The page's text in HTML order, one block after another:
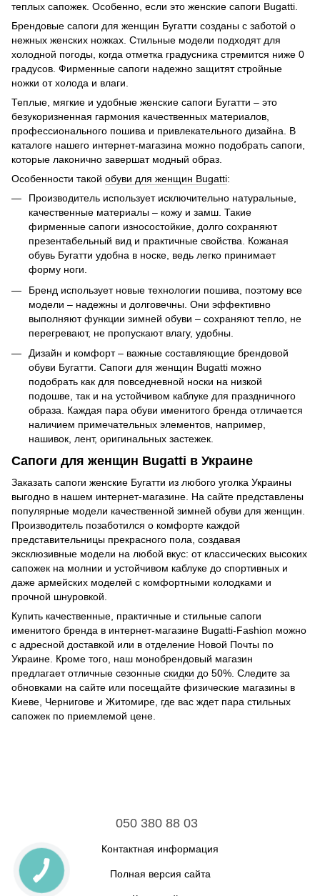
теплых сапожек. Особенно, если это женские сапоги Bugatti.
Брендовые сапоги для женщин Бугатти созданы с заботой о
нежных женских ножках. Стильные модели подходят для
холодной погоды, когда отметка градусника стремится ниже 0
градусов. Фирменные сапоги надежно защитят стройные
ножки от холода и влаги.
Теплые, мягкие и удобные женские сапоги Бугатти – это
безукоризненная гармония качественных материалов,
профессионального пошива и привлекательного дизайна. В
каталоге нашего интернет-магазина можно подобрать сапоги,
которые лаконично завершат модный образ.
Особенности такой обуви для женщин Bugatti:
Производитель использует исключительно натуральные,
качественные материалы – кожу и замш. Такие
фирменные сапоги износостойкие, долго сохраняют
презентабельный вид и практичные свойства. Кожаная
обувь Бугатти удобна в носке, ведь легко принимает
форму ноги.
Бренд использует новые технологии пошива, поэтому все
модели – надежны и долговечны. Они эффективно
выполняют функции зимней обуви – сохраняют тепло, не
перегревают, не пропускают влагу, удобны.
Дизайн и комфорт – важные составляющие брендовой
обуви Бугатти. Сапоги для женщин Bugatti можно
подобрать как для повседневной носки на низкой
подошве, так и на устойчивом каблуке для праздничного
образа. Каждая пара обуви именитого бренда отличается
наличием примечательных элементов, например,
нашивок, лент, оригинальных застежек.
Сапоги для женщин Bugatti в Украине
Заказать сапоги женские Бугатти из любого уголка Украины
выгодно в нашем интернет-магазине. На сайте представлены
популярные модели качественной зимней обуви для женщин.
Производитель позаботился о комфорте каждой
представительницы прекрасного пола, создавая
эксклюзивные модели на любой вкус: от классических высоких
сапожек на молнии и устойчивом каблуке до спортивных и
даже армейских моделей с комфортными колодками и
прочной шнуровкой.
Купить качественные, практичные и стильные сапоги
именитого бренда в интернет-магазине Bugatti-Fashion можно
с адресной доставкой или в отделение Новой Почты по
Украине. Кроме того, наш монобрендовый магазин
предлагает отличные сезонные скидки до 50%. Следите за
обновками на сайте или посещайте физические магазины в
Киеве, Чернигове и Житомире, где вас ждет пара стильных
сапожек по приемлемой цене.
050 380 88 03
Контактная информация
Полная версия сайта